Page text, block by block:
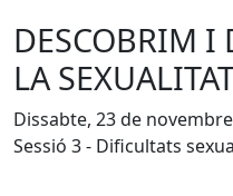
DESCOBRIM I
LA
Dissabte, 23 de
Sessió 3 - Dificultats